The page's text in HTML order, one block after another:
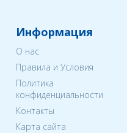
Информация
О нас
Правила и Условия
Политика
конфиденциальности
Контакты
Карта сайта